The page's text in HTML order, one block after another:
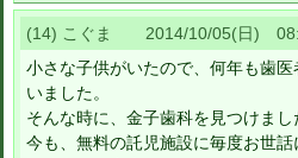
(14) こぐま 2014/10/05(日)
小さな子供がいたので、何年も歯
いました。
そんな時に、金子歯科を見つけまし
今も、無料の託児施設に毎度お世話